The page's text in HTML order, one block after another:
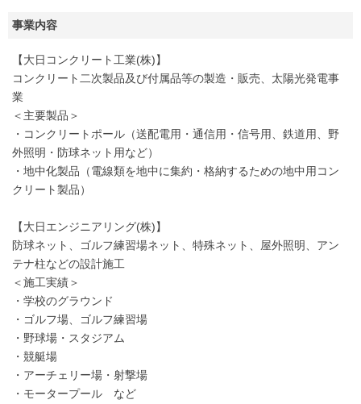
事業内容
【大日コンクリート工業(株)】
コンクリート二次製品及び付属品等の製造・販売、太陽光発電事
業
＜主要製品＞
・コンクリートポール（送配電用・通信用・信号用、鉄道用、野
外照明・防球ネット用など）
・地中化製品（電線類を地中に集約・格納するための地中用コン
クリート製品）
【大日エンジニアリング(株)】
防球ネット、ゴルフ練習場ネット、特殊ネット、屋外照明、アン
テナ柱などの設計施工
＜施工実績＞
・学校のグラウンド
・ゴルフ場、ゴルフ練習場
・野球場・スタジアム
・競艇場
・アーチェリー場・射撃場
・モータープール など